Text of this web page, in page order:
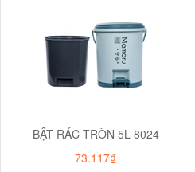
BẬT RÁC TRÒN 5L 8024
73.117₫